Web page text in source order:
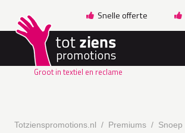
Snelle offerte
Groot in textiel en reclame
Totzienspromotions.nl Premiums Snoep